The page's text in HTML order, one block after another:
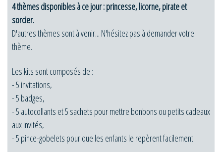
4 thèmes disponibles à ce jour : princesse, licorne, pirate et
sorcier.
D'autres thèmes sont à venir... N'hésitez pas à demander votre
thème.
Les kits sont composés de :
- 5 invitations,
- 5 badges,
- 5 autocollants et 5 sachets pour mettre bonbons ou petits cadeaux
aux invités,
- 5 pince-gobelets pour que les enfants le repèrent facilement.